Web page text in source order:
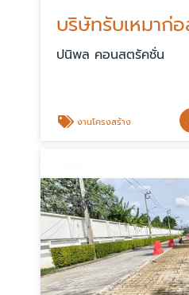
ปนิพล คอนสตรัคชั่น
งานโครงสร้าง